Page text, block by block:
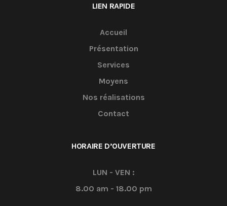
LIEN RAPIDE
Accueil
Présentation
Services
Moyens
Nos réalisations
Contact
HORAIRE D’OUVERTURE
LUN - VEN :
8.00 am - 18.00 pm